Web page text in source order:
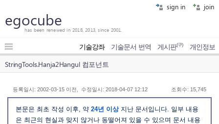
sign in join
egocube
has been renewed in 2018, 2013, since 2001.
기술강좌 기술문서 번역 게시판(구) 개인정보
StringTools.Hanja2Hangul 컴포넌트
등록일시: 2002-03-15 이전, 수정일시: 2018-04-07 12:12 조회수: 15,745
본문은 최초 작성 이후, 약 24년 이상지난 문서입니다. 일부 내용
은 최근의 현실과 맞지 않거나 동떨어져 있을 수 있으며 문서 내용